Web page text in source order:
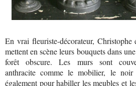
En vrai fleuriste-décorateur, Christophe
mettent en scène leurs bouquets dans
forêt obscure. Les murs sont
anthracite comme le mobilier, le
également pour habiller les meubles et